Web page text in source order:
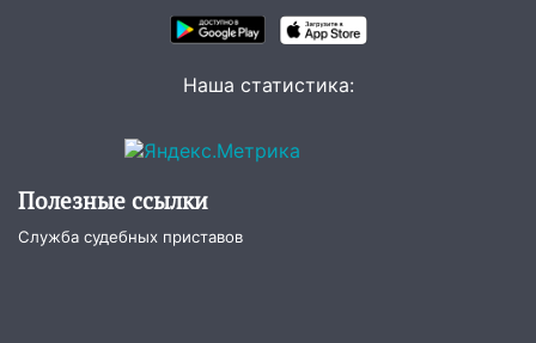
Ульяновцев приглашают сдать
кровь: День донора пройдёт 6 августа
Ульяновская область девятую
низкие цены на подсолнечное масло
Ульяновской области выросли надои
молока
Наша статистика:
Полезные ссылки
Служба судебных приставов